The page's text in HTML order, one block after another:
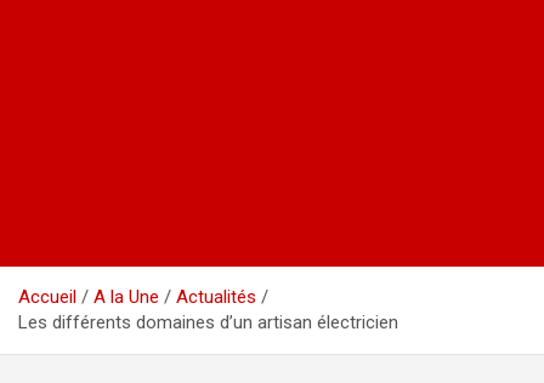
Accueil A la Une
Actualités
Les différents domaines d’un artisan électricien